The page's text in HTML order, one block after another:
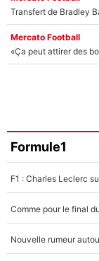
Mercato Football
Formule1